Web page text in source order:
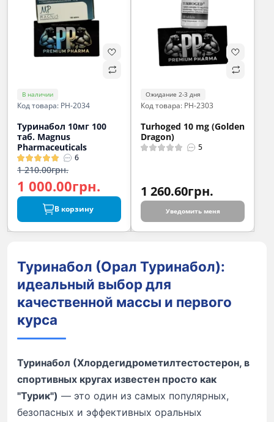
В наличии
Код товара: PH-2034
Туринабол 10мг 100
таб. Magnus
Pharmaceuticals
6
1 210.00грн.
1 000.00грн.
В корзину
Ожидание 2-3 дня
Код товара: PH-2303
Turhoged 10 mg (Golden
Dragon)
5
1 260.60грн.
Уведомить меня
Туринабол (Орал Туринабол):
идеальный выбор для
качественной массы и первого
курса
Туринабол (Хлордегидрометилтестостерон, в
спортивных кругах известен просто как
"Турик") — это один из самых популярных,
безопасных и эффективных оральных